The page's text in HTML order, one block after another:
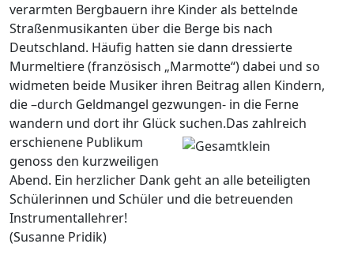
verarmten Bergbauern ihre Kinder als bettelnde
Straßenmusikanten über die Berge bis nach
Deutschland. Häufig hatten sie dann dressierte
Murmeltiere (französisch „Marmotte“) dabei und so
widmeten beide Musiker ihren Beitrag allen Kindern,
die –durch Geldmangel gezwungen- in die Ferne
wandern und dort ihr Glück suchen.Das zahlreich
erschienene Publikum
genoss den kurzweiligen
Abend. Ein herzlicher Dank geht an alle beteiligten
Schülerinnen und Schüler und die betreuenden
Instrumentallehrer!
(Susanne Pridik)